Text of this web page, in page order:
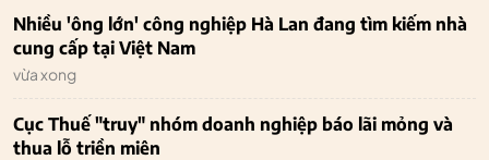
Nhiều 'ông lớn' công nghiệp Hà Lan đang tìm kiếm nhà
cung cấp tại Việt Nam
vừa xong
Cục Thuế "truy" nhóm doanh nghiệp báo lãi mỏng và
thua lỗ triền miên